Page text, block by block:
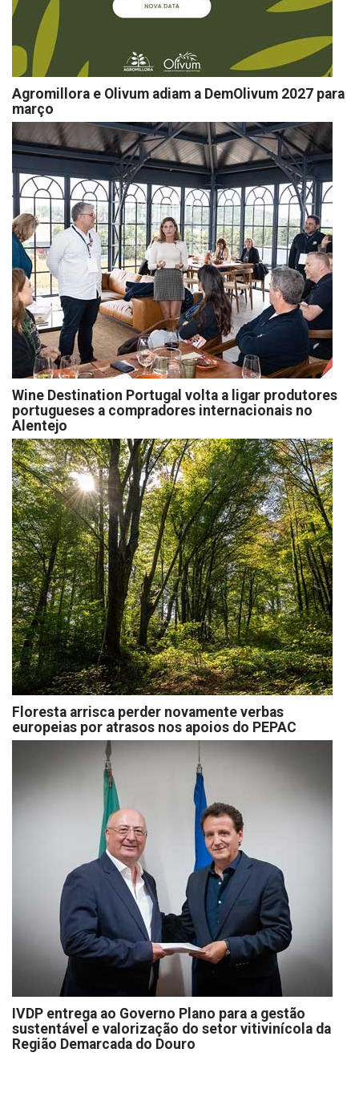
Agromillora e Olivum adiam a DemOlivum 2027 para
março
Wine Destination Portugal volta a ligar produtores
portugueses a compradores internacionais no
Alentejo
Floresta arrisca perder novamente verbas
europeias por atrasos nos apoios do PEPAC
IVDP entrega ao Governo Plano para a gestão
sustentável e valorização do setor vitivinícola da
Região Demarcada do Douro